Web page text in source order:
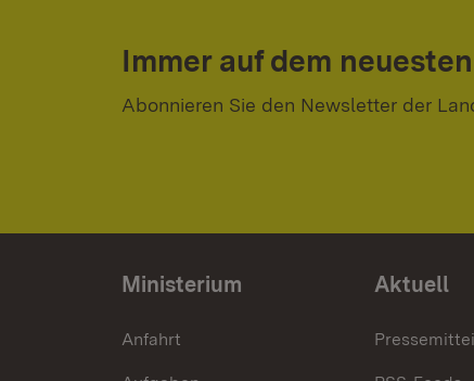
Immer auf dem
Abonnieren Sie den Newsletter der
Ministerium
Anfahrt
Aktuell